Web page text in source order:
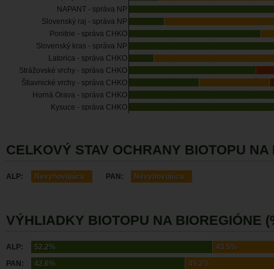
NAPANT - správa NP
Slovenský raj - správa NP
Ponitrie - správa CHKO
Slovenský kras - správa NP
Latorica - správa CHKO
Strážovské vrchy - správa CHKO
Štiavnické vrchy - správa CHKO
Horná Orava - správa CHKO
Kysuce - správa CHKO
CELKOVÝ STAV OCHRANY BIOTOPU NA
ALP: Nevyhovujúca PAN: Nevyhovujúca
VÝHLIADKY BIOTOPU NA BIOREGIÓNE
ALP: 52.2%
43.5%
PAN:
42.6% 45.2%